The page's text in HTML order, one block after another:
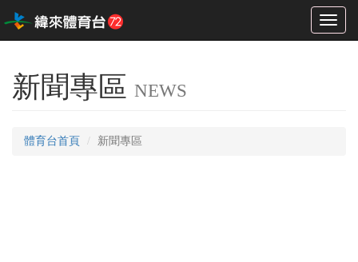
Toggle
新聞專區 NEWS
體育台首頁 新聞專區